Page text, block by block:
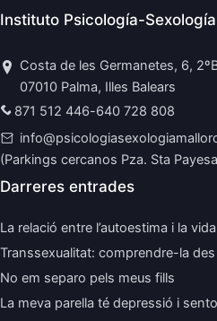
Instituto Psicología-
Costa de les Germanetes, 6,
07010 Palma, Illes Balears
871 512 446-640 728 808
(Parkings cercanos Pza. Sta
Darreres entrades
La relació entre l’autoestima i la
Transsexualitat: comprendre-la
No em separo pels meus fills
La meva parella té depressió i